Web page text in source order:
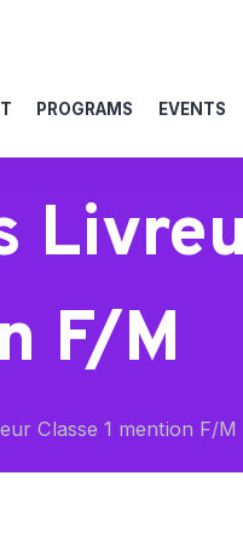
PROGRAMS EVENTS
F/M
Classe 1 mention F/M